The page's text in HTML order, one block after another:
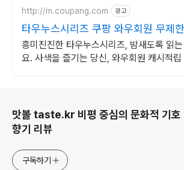
http://m.coupang.com 광고
타우누스시리즈 쿠팡 와우회원 무제
흥미진진한 타우누스시리즈, 밤새도록 읽
요. 사색을 즐기는 당신, 와우회원 캐시적립
맛볼 taste.kr 비평 중심의 문화적 기호
향기 리뷰
구독하기